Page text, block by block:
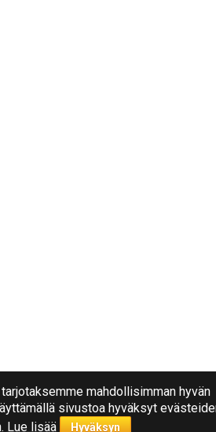
mahdollisimman hyvän
sivustoa hyväksyt
Lue lisää Hyväksyn